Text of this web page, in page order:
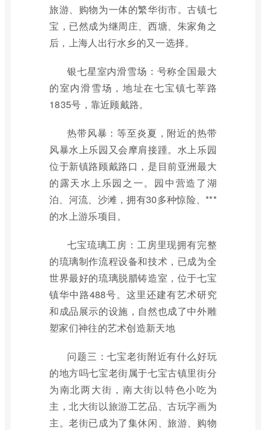
旅游、购物为一体的繁华街市。古镇七
宝，已然成为继周庄、西塘、朱家角之
后，上海人出行水乡的又一选择。
银七星室内滑雪场：号称全国最大
的室内滑雪场，地址在七宝镇七莘路
1835号，靠近顾戴路。
热带风暴：等至炎夏，附近的热带
风暴水上乐园又会摩肩接踵。水上乐园
位于新镇路顾戴路口，是目前亚洲最大
的露天水上乐园之一。园中营造了湖
泊、河流、沙滩，拥有30多种惊险、***
的水上游乐项目。
七宝琉璃工房：工房里现拥有完整
的琉璃制作流程设备和技术，已成为全
世界最好的琉璃脱腊铸造室，位于七宝
镇华中路488号。这里还建有艺术研究
和成品展示的设施，自然也成了中外雕
塑家们神往的艺术创造新天地
问题三：七宝老街附近有什么好玩
的地方吗七宝老街属于七宝古镇里街分
为南北两大街，南大街以特色小吃为
主，北大街以旅游工艺品、古玩字画为
主。老街已成为了集休闲、旅游、购物